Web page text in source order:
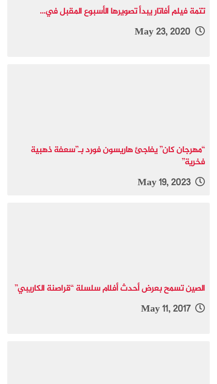
تتمة فيلم أفاتار يبدأ تصويرها الأسبوع المقبل في...
“مهرجان كان” يفاجئ هاريسون فورد بـ”سعفة ذهبية
فخرية”
May 19, 2023
الصين تسمح بعرض أحدث أفلام سلسلة “قراصنة الكاريبي”
May 11, 2017